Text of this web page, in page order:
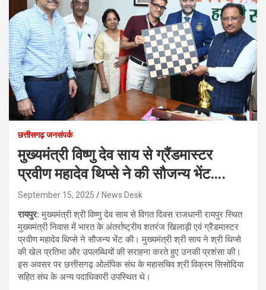
छत्तीसगढ़ जनसंपर्क
मुख्यमंत्री विष्णु देव साय से ग्रैंडमास्टर
प्रवीण महादेव थिप्से ने की सौजन्य भेंट….
September 15, 2025 News Desk
रायपुर: मुख्यमंत्री श्री विष्णु देव साय से विगत दिवस राजधानी रायपुर स्थित
मुख्यमंत्री निवास में भारत के अंतर्राष्ट्रीय शतरंज खिलाड़ी एवं ग्रैंडमास्टर
प्रवीण महादेव थिप्से ने सौजन्य भेंट की। मुख्यमंत्री श्री साय ने श्री थिप्से
की खेल प्रतिभा और उपलब्धियों की सराहना करते हुए उनकी प्रशंसा की।
इस अवसर पर छत्तीसगढ़ ओलंपिक संघ के महासचिव श्री विक्रम सिसोदिया
सहित संघ के अन्य पदाधिकारी उपस्थित थे।